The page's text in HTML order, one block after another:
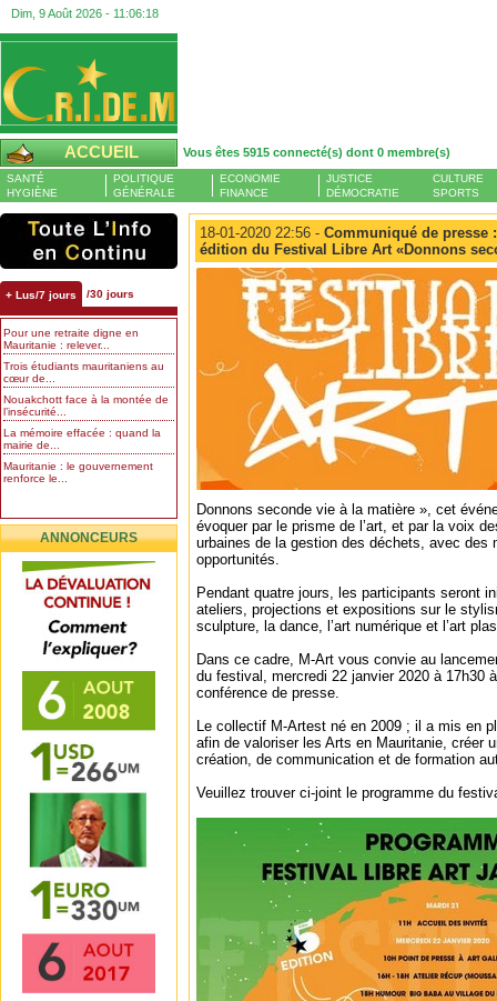
Dim, 9 Août 2026 - 11:06:19
ACCUEIL Vous êtes 5915 connecté(s) dont 0 membre(s)
SANTÉ
HYGIÈNE
POLITIQUE
GÉNÉRALE
ECONOMIE
FINANCE
JUSTICE
DÉMOCRATIE
CULTURE
SPORTS
+ Lus/7 jours /30 jours
Pour une retraite digne en
Mauritanie : relever...
Trois étudiants mauritaniens au
cœur de...
Nouakchott face à la montée de
l’insécurité...
La mémoire effacée : quand la
mairie de...
Mauritanie : le gouvernement
renforce le...
ANNONCEURS
18-01-2020 22:56 - Communiqué de presse
édition du Festival Libre Art «Donnons
Donnons seconde vie à la matière », cet
évoquer par le prisme de l’art, et par la voix
urbaines de la gestion des déchets, avec des
opportunités.
Pendant quatre jours, les participants seront
ateliers, projections et expositions sur le
sculpture, la dance, l’art numérique et l’art
Dans ce cadre, M-Art vous convie au
du festival, mercredi 22 janvier 2020 à 17h30
conférence de presse.
Le collectif M-Artest né en 2009 ; il a mis en
afin de valoriser les Arts en Mauritanie, créer
création, de communication et de formation
Veuillez trouver ci-joint le programme du